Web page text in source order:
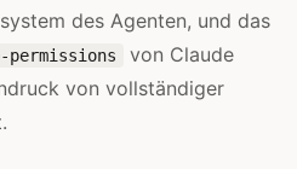
des Agenten, und das
von Claude
von vollständiger